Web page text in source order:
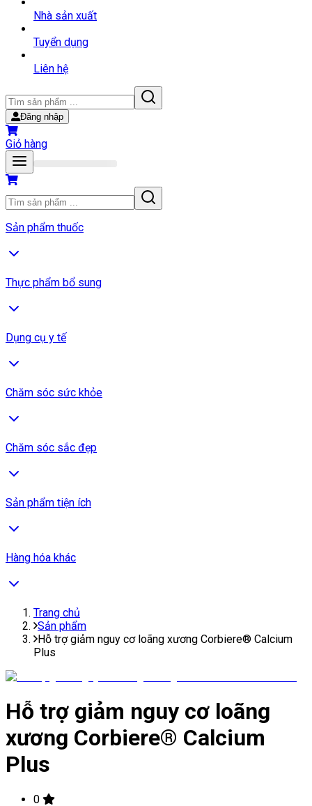
Nhà sản xuất
Tuyển dụng
Liên hệ
Đăng nhập
Giỏ hàng
Sản phẩm thuốc
Thực phẩm bổ sung
Dụng cụ y tế
Chăm sóc sức khỏe
Chăm sóc sắc đẹp
Sản phẩm tiện ích
Hàng hóa khác
Trang chủ
Sản phẩm
Hỗ trợ giảm nguy cơ loãng xương Corbiere® Calcium
Plus
Hỗ trợ giảm nguy cơ loãng
xương Corbiere® Calcium
Plus
0